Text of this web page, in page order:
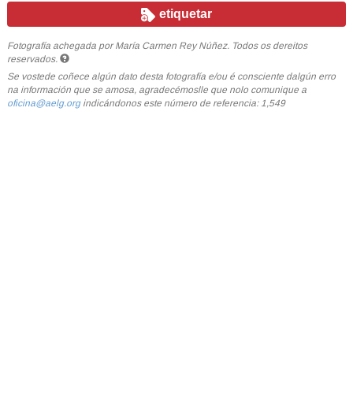
etiquetar
Fotografía achegada por María Carmen Rey Núñez. Todos os dereitos
reservados.
Se vostede coñece algún dato desta fotografía e/ou é consciente dalgún erro
na información que se amosa, agradecémoslle que nolo comunique a
oficina@aelg.orgindicándonos este número de referencia: 1,549